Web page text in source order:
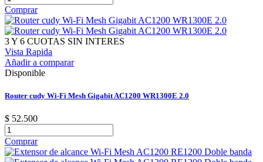
Comprar
3 Y 6 CUOTAS SIN INTERES
Vista Rapida
Añadir a comparar
Disponible
Router cudy Wi-Fi Mesh Gigabit AC1200 WR1300E 2.0
$ 52.500
Comprar